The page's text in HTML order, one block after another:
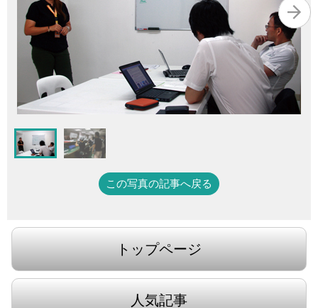
この写真の記事へ戻る
トップページ
人気記事